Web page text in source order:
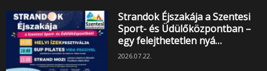
Strandok Éjszakája a Szentesi
Sport- és Üdülőközpontban –
egy felejthetetlen nyá…
2026.07.22.